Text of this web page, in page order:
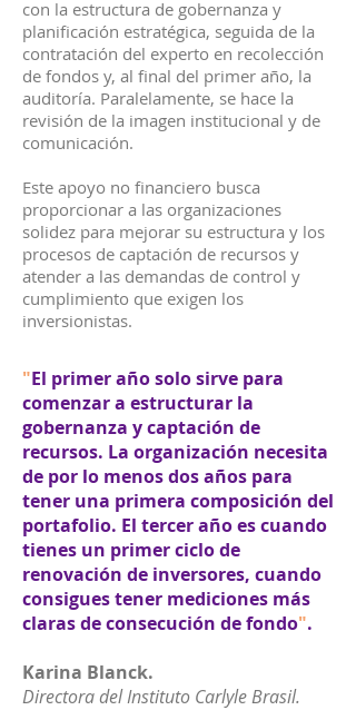
con la estructura de gobernanza y
planificación estratégica, seguida de la
contratación del experto en recolección
de fondos y, al final del primer año, la
auditoría. Paralelamente, se hace la
revisión de la imagen institucional y de
comunicación.
Este apoyo no financiero busca
proporcionar a las organizaciones
solidez para mejorar su estructura y los
procesos de captación de recursos y
atender a las demandas de control y
cumplimiento que exigen los
inversionistas.
"El primer año solo sirve para
comenzar a estructurar la
gobernanza y captación de
recursos. La organización necesita
de por lo menos dos años para
tener una primera composición del
portafolio. El tercer año es cuando
tienes un primer ciclo de
renovación de inversores, cuando
consigues tener mediciones más
claras de consecución de fondo".
Karina Blanck.
Directora del Instituto Carlyle Brasil.